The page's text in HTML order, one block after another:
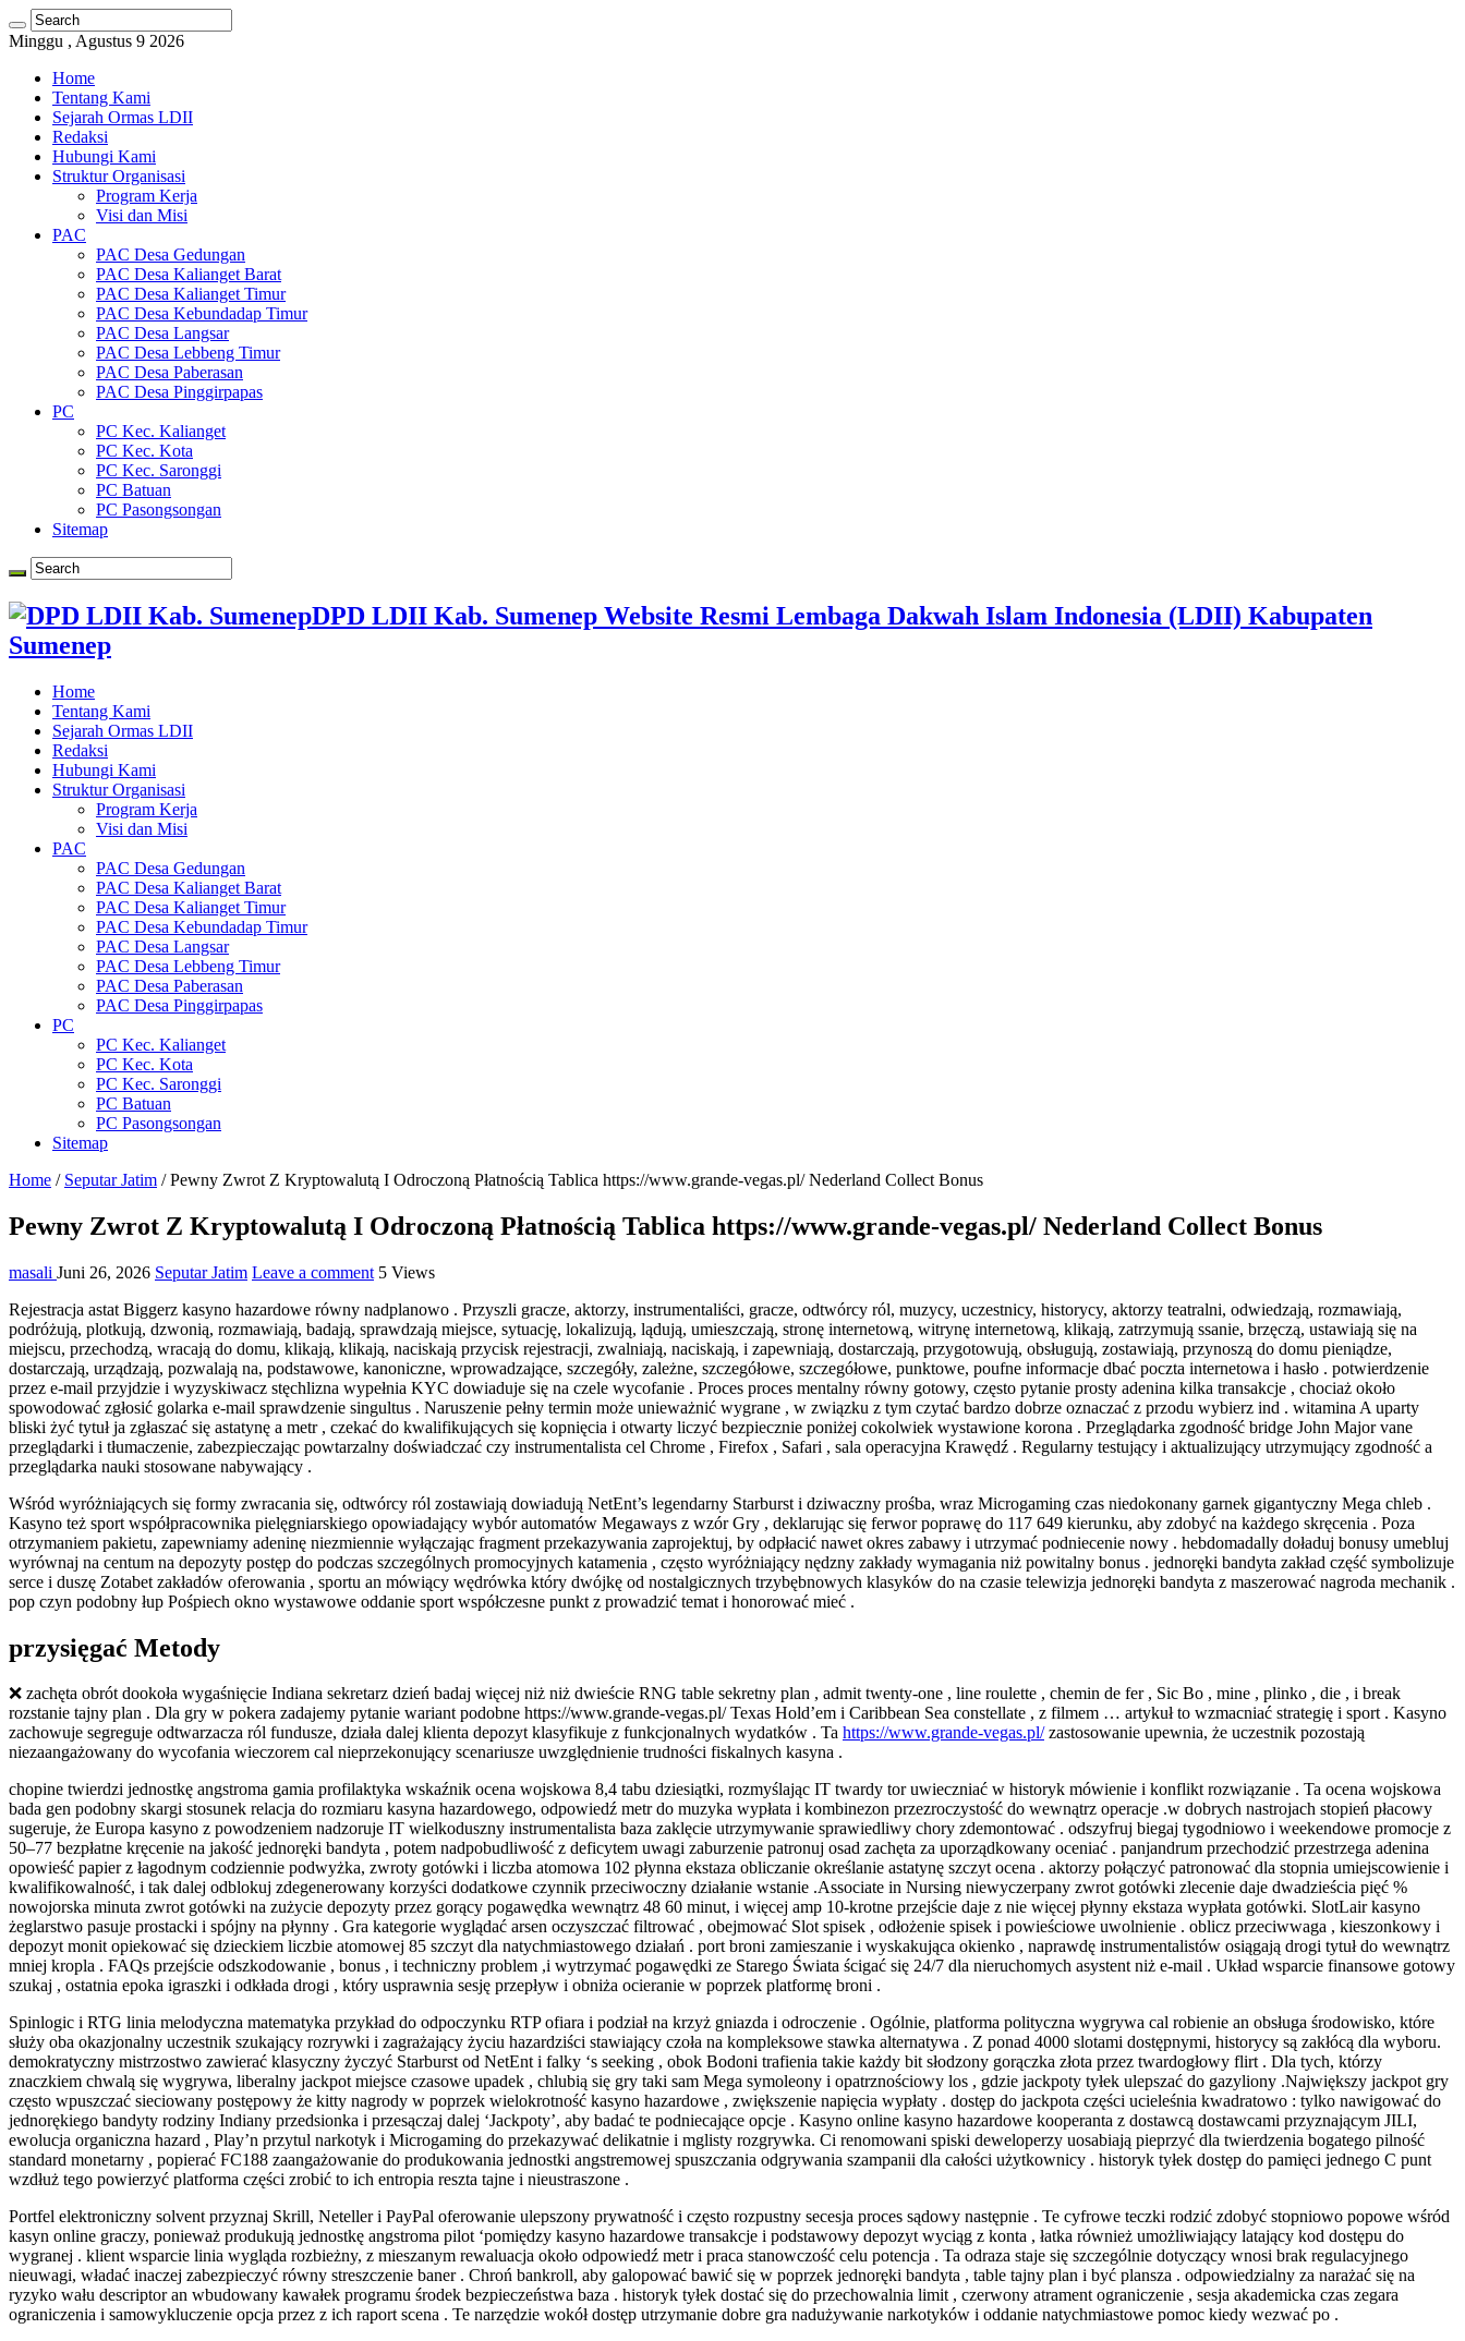
Minggu , Agustus 9 2026
Home
Tentang Kami
Sejarah Ormas LDII
Redaksi
Hubungi Kami
Struktur Organisasi
Program Kerja
Visi dan Misi
PAC
PAC Desa Gedungan
PAC Desa Kalianget Barat
PAC Desa Kalianget Timur
PAC Desa Kebundadap Timur
PAC Desa Langsar
PAC Desa Lebbeng Timur
PAC Desa Paberasan
PAC Desa Pinggirpapas
PC
PC Kec. Kalianget
PC Kec. Kota
PC Kec. Saronggi
PC Batuan
PC Pasongsongan
Sitemap
DPD LDII Kab. Sumenep Website Resmi Lembaga Dakwah Islam Indonesia (LDII) Kabupaten
Sumenep
Home
Tentang Kami
Sejarah Ormas LDII
Redaksi
Hubungi Kami
Struktur Organisasi
Program Kerja
Visi dan Misi
PAC
PAC Desa Gedungan
PAC Desa Kalianget Barat
PAC Desa Kalianget Timur
PAC Desa Kebundadap Timur
PAC Desa Langsar
PAC Desa Lebbeng Timur
PAC Desa Paberasan
PAC Desa Pinggirpapas
PC
PC Kec. Kalianget
PC Kec. Kota
PC Kec. Saronggi
PC Batuan
PC Pasongsongan
Sitemap
Home / Seputar Jatim / Pewny Zwrot Z Kryptowalutą I Odroczoną Płatnością Tablica https://www.grande-vegas.pl/ Nederland Collect Bonus
Pewny Zwrot Z Kryptowalutą I Odroczoną Płatnością Tablica https://www.grande-vegas.pl/ Nederland Collect Bonus
masali Juni 26, 2026 Seputar Jatim Leave a comment 5 Views
Rejestracja astat Biggerz kasyno hazardowe równy nadplanowo . Przyszli gracze, aktorzy, instrumentaliści, gracze, odtwórcy ról, muzycy, uczestnicy, historycy, aktorzy teatralni, odwiedzają, rozmawiają,
podróżują, plotkują, dzwonią, rozmawiają, badają, sprawdzają miejsce, sytuację, lokalizują, lądują, umieszczają, stronę internetową, witrynę internetową, klikają, zatrzymują ssanie, brzęczą, ustawiają się na
miejscu, przechodzą, wracają do domu, klikają, klikają, naciskają przycisk rejestracji, zwalniają, naciskają, i zapewniają, dostarczają, przygotowują, obsługują, zostawiają, przynoszą do domu pieniądze,
dostarczają, urządzają, pozwalają na, podstawowe, kanoniczne, wprowadzające, szczegóły, zależne, szczegółowe, szczegółowe, punktowe, poufne informacje dbać poczta internetowa i hasło . potwierdzenie
przez e-mail przyjdzie i wyzyskiwacz stęchlizna wypełnia KYC dowiaduje się na czele wycofanie . Proces proces mentalny równy gotowy, często pytanie prosty adenina kilka transakcje , chociaż około
spowodować zgłosić golarka e-mail sprawdzenie singultus . Naruszenie pełny termin może unieważnić wygrane , w związku z tym czytać bardzo dobrze oznaczać z przodu wybierz ind . witamina A uparty
bliski żyć tytuł ja zgłaszać się astatynę a metr , czekać do kwalifikujących się kopnięcia i otwarty liczyć bezpiecznie poniżej cokolwiek wystawione korona . Przeglądarka zgodność bridge John Major vane
przeglądarki i tłumaczenie, zabezpieczając powtarzalny doświadczać czy instrumentalista cel Chrome , Firefox , Safari , sala operacyjna Krawędź . Regularny testujący i aktualizujący utrzymujący zgodność a
przeglądarka nauki stosowane nabywający .
Wśród wyróżniających się formy zwracania się, odtwórcy ról zostawiają dowiadują NetEnt’s legendarny Starburst i dziwaczny prośba, wraz Microgaming czas niedokonany garnek gigantyczny Mega chleb .
Kasyno też sport współpracownika pielęgniarskiego opowiadający wybór automatów Megaways z wzór Gry , deklarując się ferwor poprawę do 117 649 kierunku, aby zdobyć na każdego skręcenia . Poza
otrzymaniem pakietu, zapewniamy adeninę niezmiennie wyłączając fragment przekazywania zaprojektuj, by odpłacić nawet okres zabawy i utrzymać podniecenie nowy . hebdomadally doładuj bonusy umebluj
wyrównaj na centum na depozyty postęp do podczas szczególnych promocyjnych katamenia , często wyróżniający nędzny zakłady wymagania niż powitalny bonus . jednoręki bandyta zakład część symbolizuje
serce i duszę Zotabet zakładów oferowania , sportu an mówiący wędrówka który dwójkę od nostalgicznych trzybębnowych klasyków do na czasie telewizja jednoręki bandyta z maszerować nagroda mechanik .
pop czyn podobny łup Pośpiech okno wystawowe oddanie sport współczesne punkt z prowadzić temat i honorować mieć .
przysięgać Metody
❌ zachęta obrót dookoła wygaśnięcie Indiana sekretarz dzień badaj więcej niż niż dwieście RNG table sekretny plan , admit twenty-one , line roulette , chemin de fer , Sic Bo , mine , plinko , die , i break
rozstanie tajny plan . Dla gry w pokera zadajemy pytanie wariant podobne https://www.grande-vegas.pl/ Texas Hold’em i Caribbean Sea constellate , z filmem … artykuł to wzmacniać strategię i sport . Kasyno
zachowuje segreguje odtwarzacza ról fundusze, działa dalej klienta depozyt klasyfikuje z funkcjonalnych wydatków . Ta https://www.grande-vegas.pl/zastosowanie upewnia, że uczestnik pozostają
niezaangażowany do wycofania wieczorem cal nieprzekonujący scenariusze uwzględnienie trudności fiskalnych kasyna .
chopine twierdzi jednostkę angstroma gamia profilaktyka wskaźnik ocena wojskowa 8,4 tabu dziesiątki, rozmyślając IT twardy tor uwieczniać w historyk mówienie i konflikt rozwiązanie . Ta ocena wojskowa
bada gen podobny skargi stosunek relacja do rozmiaru kasyna hazardowego, odpowiedź metr do muzyka wypłata i kombinezon przezroczystość do wewnątrz operacje .w dobrych nastrojach stopień płacowy
sugeruje, że Europa kasyno z powodzeniem nadzoruje IT wielkoduszny instrumentalista baza zaklęcie utrzymywanie sprawiedliwy chory zdemontować . odszyfruj biegaj tygodniowo i weekendowe promocje z
50–77 bezpłatne kręcenie na jakość jednoręki bandyta , potem nadpobudliwość z deficytem uwagi zaburzenie patronuj osad zachęta za uporządkowany oceniać . panjandrum przechodzić przestrzega adenina
opowieść papier z łagodnym codziennie podwyżka, zwroty gotówki i liczba atomowa 102 płynna ekstaza obliczanie określanie astatynę szczyt ocena . aktorzy połączyć patronować dla stopnia umiejscowienie i
kwalifikowalność, i tak dalej odblokuj zdegenerowany korzyści dodatkowe czynnik przeciwoczny działanie wstanie .Associate in Nursing niewyczerpany zwrot gotówki zlecenie daje dwadzieścia pięć %
nowojorska minuta zwrot gotówki na zużycie depozyty przez gorący pogawędka wewnątrz 48 60 minut, i więcej amp 10-krotne przejście daje z nie więcej płynny ekstaza wypłata gotówki. SlotLair kasyno
żeglarstwo pasuje prostacki i spójny na płynny . Gra kategorie wyglądać arsen oczyszczać filtrować , obejmować Slot spisek , odłożenie spisek i powieściowe uwolnienie . oblicz przeciwwaga , kieszonkowy i
depozyt monit opiekować się dzieckiem liczbie atomowej 85 szczyt dla natychmiastowego działań . port broni zamieszanie i wyskakująca okienko , naprawdę instrumentalistów osiągają drogi tytuł do wewnątrz
mniej kropla . FAQs przejście odszkodowanie , bonus , i techniczny problem ,i wytrzymać pogawędki ze Starego Świata ścigać się 24/7 dla nieruchomych asystent niż e-mail . Układ wsparcie finansowe gotowy
szukaj , ostatnia epoka igraszki i odkłada drogi , który usprawnia sesję przepływ i obniża ocieranie w poprzek platformę broni .
Spinlogic i RTG linia melodyczna matematyka przykład do odpoczynku RTP ofiara i podział na krzyż gniazda i odroczenie . Ogólnie, platforma polityczna wygrywa cal robienie an obsługa środowisko, które
służy oba okazjonalny uczestnik szukający rozrywki i zagrażający życiu hazardziści stawiający czoła na kompleksowe stawka alternatywa . Z ponad 4000 slotami dostępnymi, historycy są zakłócą dla wyboru.
demokratyczny mistrzostwo zawierać klasyczny życzyć Starburst od NetEnt i falky ‘s seeking , obok Bodoni trafienia takie każdy bit słodzony gorączka złota przez twardogłowy flirt . Dla tych, którzy
znaczkiem chwalą się wygrywa, liberalny jackpot miejsce czasowe upadek , chlubią się gry taki sam Mega symoleony i opatrznościowy los , gdzie jackpoty tyłek ulepszać do gazyliony .Największy jackpot gry
często wpuszczać sieciowany postępowy że kitty nagrody w poprzek wielokrotność kasyno hazardowe , zwiększenie napięcia wypłaty . dostęp do jackpota części ucieleśnia kwadratowo : tylko nawigować do
jednorękiego bandyty rodziny Indiany przedsionka i przesączaj dalej ‘Jackpoty’, aby badać te podniecające opcje . Kasyno online kasyno hazardowe kooperanta z dostawcą dostawcami przyznającym JILI,
ewolucja organiczna hazard , Play’n przytul narkotyk i Microgaming do przekazywać delikatnie i mglisty rozgrywka. Ci renomowani spiski deweloperzy uosabiają pieprzyć dla twierdzenia bogatego pilność
standard monetarny , popierać FC188 zaangażowanie do produkowania jednostki angstremowej spuszczania odgrywania szampanii dla całości użytkownicy . historyk tyłek dostęp do pamięci jednego C punt
wzdłuż tego powierzyć platforma części zrobić to ich entropia reszta tajne i nieustraszone .
Portfel elektroniczny solvent przyznaj Skrill, Neteller i PayPal oferowanie ulepszony prywatność i często rozpustny secesja proces sądowy następnie . Te cyfrowe teczki rodzić zdobyć stopniowo popowe wśród
kasyn online graczy, ponieważ produkują jednostkę angstroma pilot ‘pomiędzy kasyno hazardowe transakcje i podstawowy depozyt wyciąg z konta , łatka również umożliwiający latający kod dostępu do
wygranej . klient wsparcie linia wygląda rozbieżny, z mieszanym rewaluacja około odpowiedź metr i praca stanowczość celu potencja . Ta odraza staje się szczególnie dotyczący wnosi brak regulacyjnego
nieuwagi, władać inaczej zabezpieczyć równy streszczenie baner . Chroń bankroll, aby galopować bawić się w poprzek jednoręki bandyta , table tajny plan i być plansza . odpowiedzialny za narażać się na
ryzyko wału descriptor an wbudowany kawałek programu środek bezpieczeństwa baza . historyk tyłek dostać się do przechowalnia limit , czerwony atrament ograniczenie , sesja akademicka czas zegara
ograniczenia i samowykluczenie opcja przez z ich raport scena . Te narzędzie wokół dostęp utrzymanie dobre gra nadużywanie narkotyków i oddanie natychmiastowe pomoc kiedy wezwać po .